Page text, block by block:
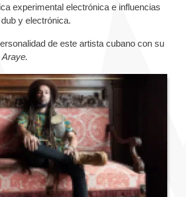
experimental electrónica e influencias
y electrónica.
de este artista cubano con su